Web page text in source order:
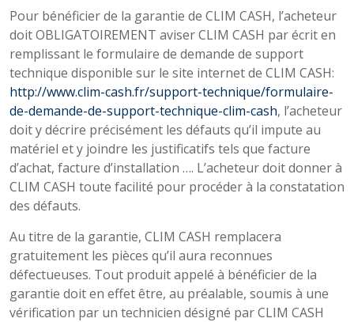
Pour bénéficier de la garantie de CLIM CASH, l’acheteur
doit OBLIGATOIREMENT aviser CLIM CASH par écrit en
remplissant le formulaire de demande de support
technique disponible sur le site internet de CLIM CASH:
http://www.clim-cash.fr/support-technique/formulaire-
de-demande-de-support-technique-clim-cash, l’acheteur
doit y décrire précisément les défauts qu’il impute au
matériel et y joindre les justificatifs tels que facture
d’achat, facture d’installation …. L’acheteur doit donner à
CLIM CASH toute facilité pour procéder à la constatation
des défauts.
Au titre de la garantie, CLIM CASH remplacera
gratuitement les pièces qu’il aura reconnues
défectueuses. Tout produit appelé à bénéficier de la
garantie doit en effet être, au préalable, soumis à une
vérification par un technicien désigné par CLIM CASH